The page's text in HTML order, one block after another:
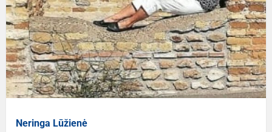
Neringa Lūžienė